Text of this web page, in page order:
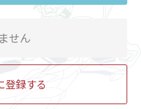
登録する
せん